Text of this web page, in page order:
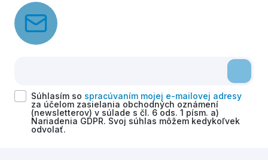
Súhlasím so spracúvaním mojej e-mailovej adresy
za účelom zasielania obchodných oznámení
(newsletterov) v súlade s čl. 6 ods. 1 písm. a)
Nariadenia GDPR. Svoj súhlas môžem kedykoľvek
odvolať.